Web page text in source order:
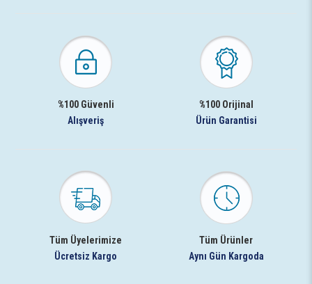
%100 Güvenli
Alışveriş
%100 Orijinal
Ürün Garantisi
Tüm Üyelerimize
Ücretsiz Kargo
Tüm Ürünler
Aynı Gün Kargoda